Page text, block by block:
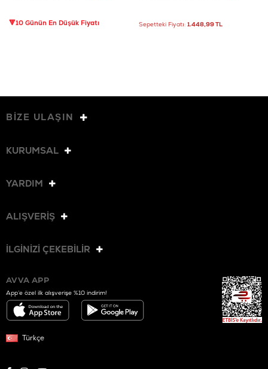
🔻10 Günün En Düşük Fiyatı Sepetteki Fiyatı: 1.448,99 TL
BİZE ULAŞIN
KURUMSAL
YARDIM
ALIŞVERİŞ
İLGİNİZİ ÇEKEBİLİR
AVVA APP
App’e özel ilk alışverişe %10 indirim!
Türkçe